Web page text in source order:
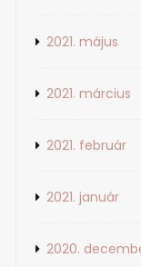
2021. május
2021. március
2021. február
2021. január
2020.